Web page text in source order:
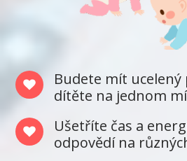
Budete mít ucelený
dítěte na jednom
Ušetříte čas a
odpovědí na